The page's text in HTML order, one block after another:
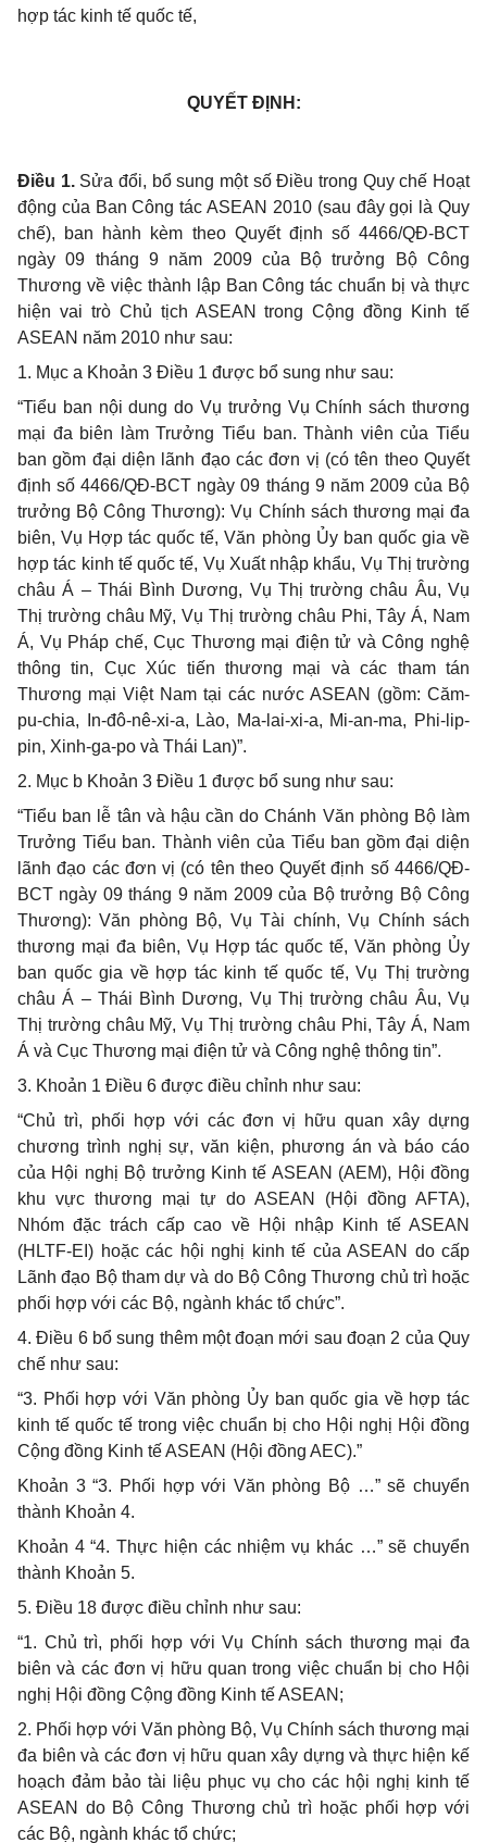
hợp tác kinh tế quốc tế,
QUYẾT ĐỊNH:
Điều 1.Sửa đổi, bổ sung một số Điều trong Quy chế Hoạt
động của Ban Công tác ASEAN 2010 (sau đây gọi là Quy
chế), ban hành kèm theo Quyết định số 4466/QĐ-BCT
ngày 09 tháng 9 năm 2009 của Bộ trưởng Bộ Công
Thương về việc thành lập Ban Công tác chuẩn bị và thực
hiện vai trò Chủ tịch ASEAN trong Cộng đồng Kinh tế
ASEAN năm 2010 như sau:
1. Mục a Khoản 3 Điều 1 được bổ sung như sau:
“Tiểu ban nội dung do Vụ trưởng Vụ Chính sách thương
mại đa biên làm Trưởng Tiểu ban. Thành viên của Tiểu
ban gồm đại diện lãnh đạo các đơn vị (có tên theo Quyết
định số 4466/QĐ-BCT ngày 09 tháng 9 năm 2009 của Bộ
trưởng Bộ Công Thương): Vụ Chính sách thương mại đa
biên, Vụ Hợp tác quốc tế, Văn phòng Ủy ban quốc gia về
hợp tác kinh tế quốc tế, Vụ Xuất nhập khẩu, Vụ Thị trường
châu Á – Thái Bình Dương, Vụ Thị trường châu Âu, Vụ
Thị trường châu Mỹ, Vụ Thị trường châu Phi, Tây Á, Nam
Á, Vụ Pháp chế, Cục Thương mại điện tử và Công nghệ
thông tin, Cục Xúc tiến thương mại và các tham tán
Thương mại Việt Nam tại các nước ASEAN (gồm: Căm-
pu-chia, In-đô-nê-xi-a, Lào, Ma-lai-xi-a, Mi-an-ma, Phi-lip-
pin, Xinh-ga-po và Thái Lan)”.
2. Mục b Khoản 3 Điều 1 được bổ sung như sau:
“Tiểu ban lễ tân và hậu cần do Chánh Văn phòng Bộ làm
Trưởng Tiểu ban. Thành viên của Tiểu ban gồm đại diện
lãnh đạo các đơn vị (có tên theo Quyết định số 4466/QĐ-
BCT ngày 09 tháng 9 năm 2009 của Bộ trưởng Bộ Công
Thương): Văn phòng Bộ, Vụ Tài chính, Vụ Chính sách
thương mại đa biên, Vụ Hợp tác quốc tế, Văn phòng Ủy
ban quốc gia về hợp tác kinh tế quốc tế, Vụ Thị trường
châu Á – Thái Bình Dương, Vụ Thị trường châu Âu, Vụ
Thị trường châu Mỹ, Vụ Thị trường châu Phi, Tây Á, Nam
Á và Cục Thương mại điện tử và Công nghệ thông tin”.
3. Khoản 1 Điều 6 được điều chỉnh như sau:
“Chủ trì, phối hợp với các đơn vị hữu quan xây dựng
chương trình nghị sự, văn kiện, phương án và báo cáo
của Hội nghị Bộ trưởng Kinh tế ASEAN (AEM), Hội đồng
khu vực thương mại tự do ASEAN (Hội đồng AFTA),
Nhóm đặc trách cấp cao về Hội nhập Kinh tế ASEAN
(HLTF-EI) hoặc các hội nghị kinh tế của ASEAN do cấp
Lãnh đạo Bộ tham dự và do Bộ Công Thương chủ trì hoặc
phối hợp với các Bộ, ngành khác tổ chức”.
4. Điều 6 bổ sung thêm một đoạn mới sau đoạn 2 của Quy
chế như sau:
“3. Phối hợp với Văn phòng Ủy ban quốc gia về hợp tác
kinh tế quốc tế trong việc chuẩn bị cho Hội nghị Hội đồng
Cộng đồng Kinh tế ASEAN (Hội đồng AEC).”
Khoản 3 “3. Phối hợp với Văn phòng Bộ …” sẽ chuyển
thành Khoản 4.
Khoản 4 “4. Thực hiện các nhiệm vụ khác …” sẽ chuyển
thành Khoản 5.
5. Điều 18 được điều chỉnh như sau:
“1. Chủ trì, phối hợp với Vụ Chính sách thương mại đa
biên và các đơn vị hữu quan trong việc chuẩn bị cho Hội
nghị Hội đồng Cộng đồng Kinh tế ASEAN;
2. Phối hợp với Văn phòng Bộ, Vụ Chính sách thương mại
đa biên và các đơn vị hữu quan xây dựng và thực hiện kế
hoạch đảm bảo tài liệu phục vụ cho các hội nghị kinh tế
ASEAN do Bộ Công Thương chủ trì hoặc phối hợp với
các Bộ, ngành khác tổ chức;